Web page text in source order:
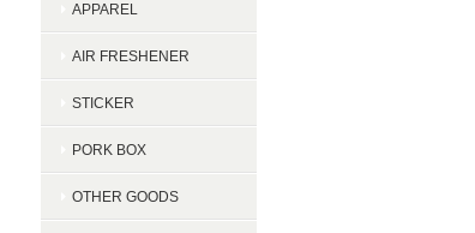
APPAREL
AIR FRESHENER
STICKER
PORK BOX
OTHER GOODS